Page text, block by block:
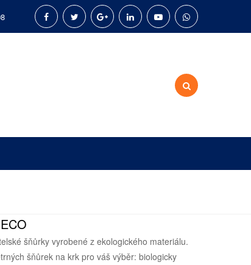
šňůrky vyrobené z ekologického materiálu.
šňůrek na krk pro váš výběr: biologicky